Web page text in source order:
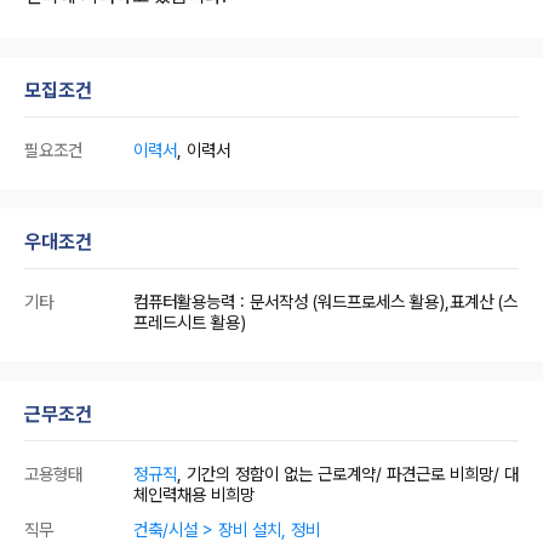
모집조건
필요조건 이력서 , 이력서
우대조건
기타
컴퓨터활용능력 : 문서작성 (워드프로세스 활용),표계산 (스
프레드시트 활용)
근무조건
고용형태 정규직 , 기간의 정함이 없는 근로계약/ 파견근로 비희망/ 대
체인력채용 비희망
직무
건축/시설 > 장비 설치, 정비